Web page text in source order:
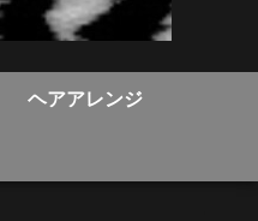
ヘアアレンジ